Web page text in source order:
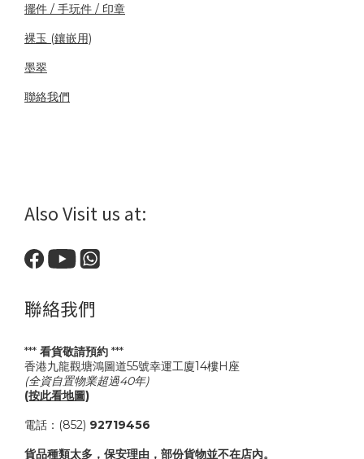
擺件 / 手玩件 / 印章
裸玉 (鑲嵌用)
墨翠
聯絡我們
Also Visit us at:
聯絡我們
*** 看貨敬請預約 ***
香港九龍觀塘鴻圖道55號幸運工廈14樓H座
(全資自置物業超過40年)
(按此看地圖)
電話：(852) 92719456
貨品種類太多，保安理由，部份貨物並不在店內。